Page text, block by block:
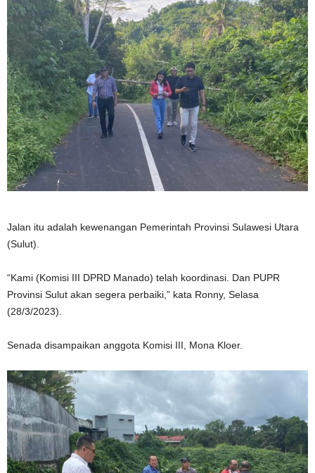
Jalan itu adalah kewenangan Pemerintah Provinsi Sulawesi Utara
(Sulut).
“Kami (Komisi III DPRD Manado) telah koordinasi. Dan PUPR
Provinsi Sulut akan segera perbaiki,” kata Ronny, Selasa
(28/3/2023).
Senada disampaikan anggota Komisi III, Mona Kloer.